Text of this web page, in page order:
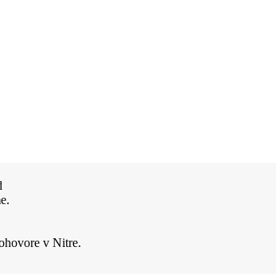
v Nitre.